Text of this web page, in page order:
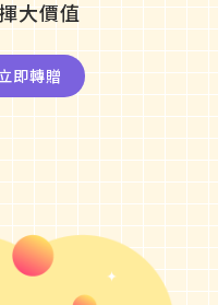
大價值
即轉贈